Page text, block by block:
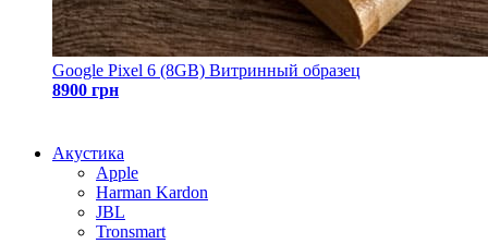
Google Pixel 6 (8GB) Витринный образец
8900 грн
Акустика
Apple
Harman Kardon
JBL
Tronsmart